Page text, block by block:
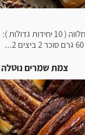
צמת שמרים נוטלה